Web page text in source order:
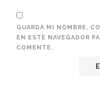
GUARDA MI NOMBRE,
EN ESTE NAVEGADOR
COMENTE.